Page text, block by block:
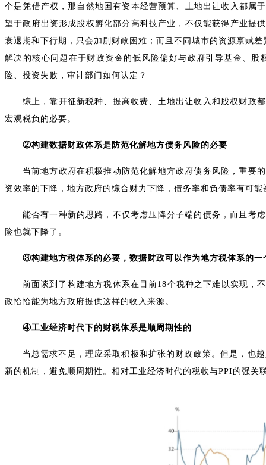
个是凭借产权，那自然地国有资本经营预算、土地出让收入都属
望于政府出资形成股权孵化部分高科技产业，不仅能获得产业提
衰退期和下行期，只会加剧财政困难；而且不同城市的资源禀赋
解决的核心问题在于财政资金的低风险偏好与政府引导基金、
险、投资失败，审计部门如何认定？
综上，靠开征新税种、提高收费、土地出让收入和股权财政
宏观税负的必要。
②构建数据财政体系是防范化解地方债务风险的必要
当前地方政府在积极推动防范化解地方政府债务风险，重要
资效率的下降，地方政府的综合财力下降，债务率和负债率有可
能否有一种新的思路，不仅考虑压降分子端的债务，而且考
险也就下降了。
③构建地方税体系的必要，数据财政可以作为地方税体系的一
前面谈到了构建地方税体系在目前18个税种之下难以实现，
政恰恰能为地方政府提供这样的收入来源。
④工业经济时代下的财税体系是顺周期性的
当总需求不足，理应采取积极和扩张的财政政策。但是，也
新的机制，避免顺周期性。相对工业经济时代的税收与PPI的强